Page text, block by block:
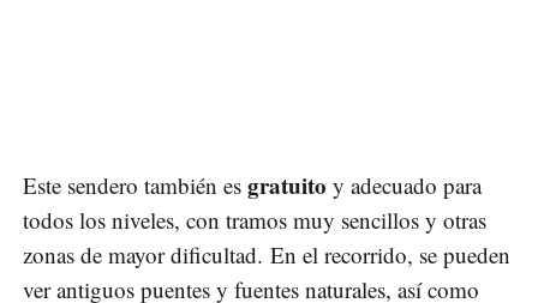
Este sendero también es gratuito y adecuado para
todos los niveles, con tramos muy sencillos y otras
zonas de mayor dificultad. En el recorrido, se pueden
ver antiguos puentes y fuentes naturales, así como